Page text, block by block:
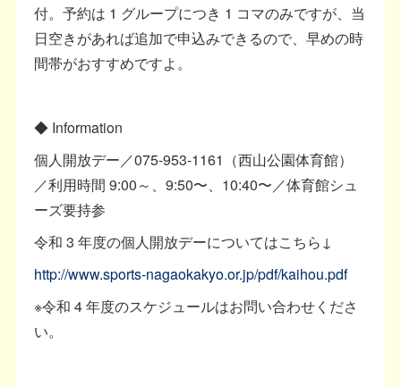
付。予約は 1 グループにつき 1 コマのみですが、当
日空きがあれば追加で申込みできるので、早めの時
間帯がおすすめですよ。
◆ Information
個人開放デー／075-953-1161（西山公園体育館）
／利用時間 9:00～、9:50〜、10:40〜／体育館シュ
ーズ要持参
令和 3 年度の個人開放デーについてはこちら↓
http://www.sports-nagaokakyo.or.jp/pdf/kaihou.pdf
※令和 4 年度のスケジュールはお問い合わせくださ
い。